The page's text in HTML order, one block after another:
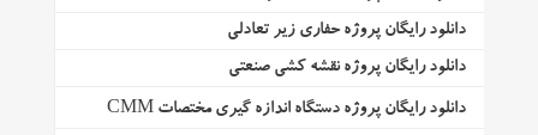
دانلود رایگان پروژه حفاری زیر تعادلی
دانلود رایگان پروژه نقشه کشی صنعتی
دانلود رایگان پروژه دستگاه اندازه گیری مختصات CMM